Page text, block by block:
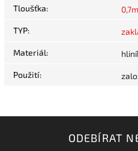
Tloušťka:
TYP:
Materiál:
Použití:
ODEBÍRAT